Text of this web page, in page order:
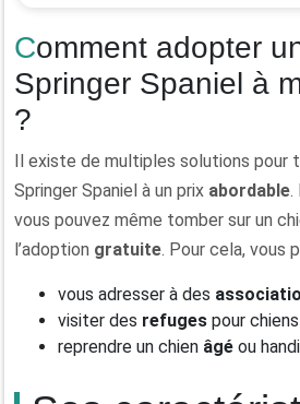
Comment adopter un Welsh
Springer Spaniel à
?
Il existe de multiples solutions pour
Springer Spaniel à un prix abordable.
vous pouvez même tomber sur un
l’adoption gratuite. Pour cela, vous
vous adresser à des
visiter des refuges pour
reprendre un chien âgé ou